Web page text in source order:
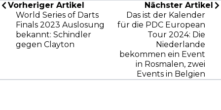
Vorheriger Artikel
World Series of Darts
Finals 2023 Auslosung
bekannt: Schindler
gegen Clayton
Nächster Artikel
Das ist der Kalender
für die PDC European
Tour 2024: Die
Niederlande
bekommen ein Event
in Rosmalen, zwei
Events in Belgien